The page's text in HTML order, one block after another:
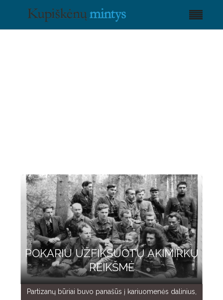
POKARIU UŽFIKSUOTŲ AKIMIRKŲ
REIKŠMĖ
Partizanų būriai buvo panašūs į kariuomenės dalinius,